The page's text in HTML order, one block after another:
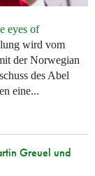
eyes of
wird vom
der Norwegian
des Abel
eine...
Greuel und